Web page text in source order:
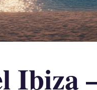
Ibiza